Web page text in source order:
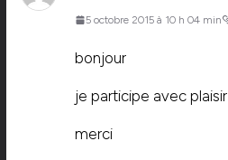
5 octobre 2015 à 10 h 04 min
bonjour
je participe avec plaisir
merci